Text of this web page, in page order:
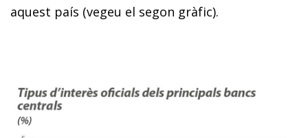
aquest país (vegeu el segon gràfic).